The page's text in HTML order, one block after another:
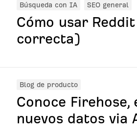
Búsqueda con IA SEO general
Cómo usar
correcta)
Blog de producto
Conoce
nuevos datos via